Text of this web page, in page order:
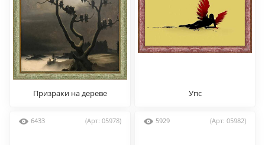
Призраки на дереве Упс
6433 (Арт: 05978) 5929 (Арт: 05982)